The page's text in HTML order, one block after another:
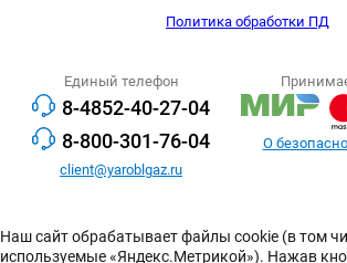
Политика обработки ПД
Единый телефон
8-4852-40-27-04
8-800-301-76-04
client@yaroblgaz.ru
О
Наш сайт обрабатывает файлы cookie (в том
используемые «Яндекс.Метрикой»). Нажав